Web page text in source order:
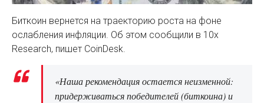
Биткоин вернется на траекторию роста на фоне
ослабления инфляции. Об этом сообщили в 10x
Research, пишет CoinDesk.
«Наша рекомендация остается неизменной:
придерживаться победителей (биткоина) и